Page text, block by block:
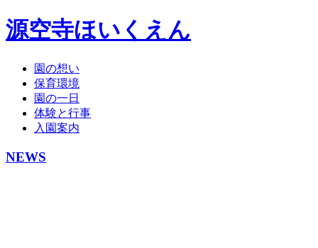
源空寺ほいくえん
園の想い
保育環境
園の一日
体験と行事
入園案内
NEWS